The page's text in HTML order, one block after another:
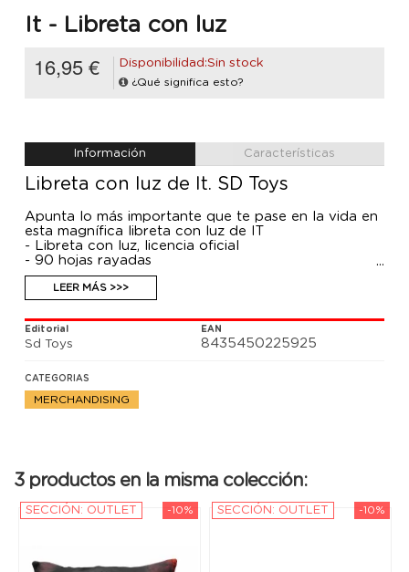
It - Libreta con luz
16,95 € Disponibilidad:Sin stock
¿Qué significa esto?
Información Características
Libreta con luz de It. SD Toys
Apunta lo más importante que te pase en la vida en
esta magnífica libreta con luz de IT
- Libreta con luz, licencia oficial
- 90 hojas rayadas
- Necesita 3 pilas AG10 (incluidas)
LEER MÁS >>>
Editorial
Sd Toys
EAN
8435450225925
CATEGORIAS
MERCHANDISING
3 productos en la misma colección:
-10%
SECCIÓN: OUTLET -10%
SECCIÓN: OUTLET